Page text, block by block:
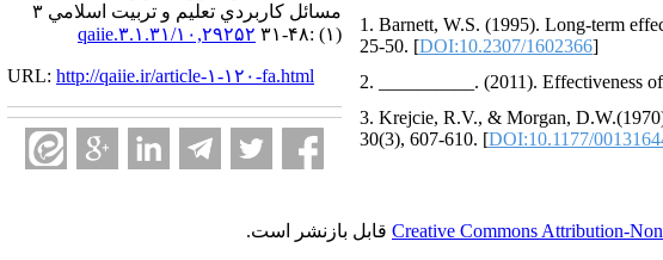
1. Barnett, W.S. (1995). Long-term
25-50. [DOI:10.2307/1602366]
2. __________. (2011). Effectiveness
3. Krejcie, R.V., & Morgan,
30(3), 607-610. [DOI:10.1177/
مسائل كاربردي تعليم و تربيت اسلامي ۳
(۱) :۴۸-۳۱
۱۰,۲۹۲۵۲/qaiie.۳.۱.۳۱
URL: http://qaiie.ir/article-۱-۱۲۰-fa.html
Creative Commons Attribution- قابل بازنشر است.